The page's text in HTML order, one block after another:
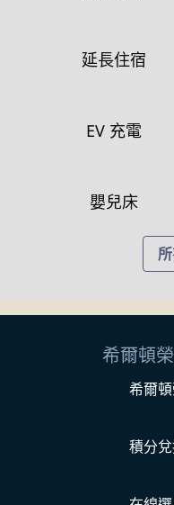
延長住宿
EV 充電
嬰兒床
希爾頓
希爾
積分